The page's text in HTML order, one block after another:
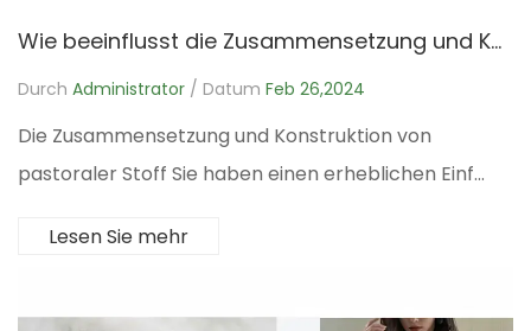
Wie beeinflusst die Zusammensetzung und Konstruktion von Hirtenstoffen seine Leistungsmerkmale wie Haltbarkeit, Abriebfestigkeit und Farbechtheit?
Durch Administrator / Datum Feb 26,2024
Die Zusammensetzung und Konstruktion von
pastoraler Stoff Sie haben einen erheblichen Einf...
Lesen Sie mehr